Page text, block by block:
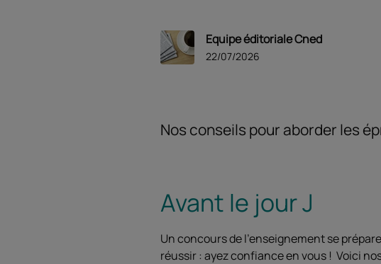
Equipe éditoriale Cned
22/07/2026
Nos conseils pour aborder les
Avant le jour J
Un concours de l'enseignement se
réussir : ayez confiance en vous ! Voici